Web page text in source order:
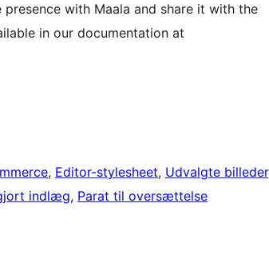
with Maala and share it with the
in our documentation at
, Editor-stylesheet, Udvalgte billeder
indlæg, Parat til oversættelse